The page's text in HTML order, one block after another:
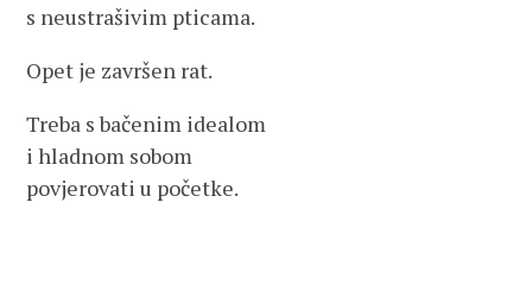
s neustrašivim pticama.
Opet je završen rat.
Treba s bačenim idealom
i hladnom sobom
povjerovati u početke.